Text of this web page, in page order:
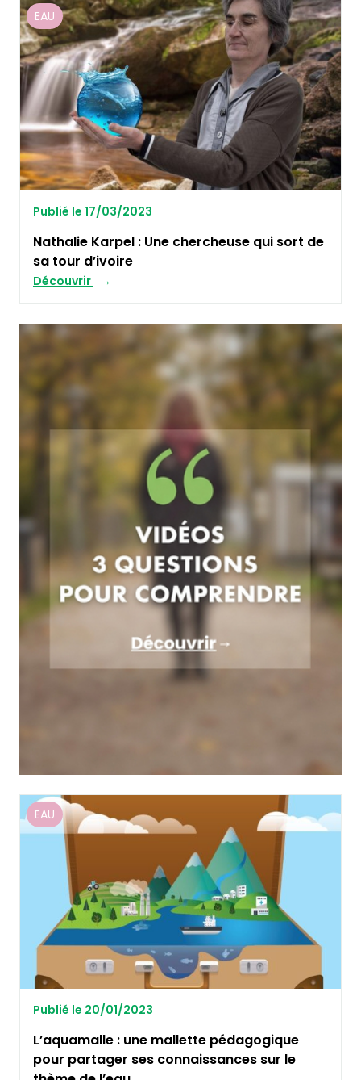
EAU
Publié le 17/03/2023
Nathalie Karpel : Une chercheuse qui sort de
sa tour d’ivoire
Découvrir
EAU
Publié le 20/01/2023
L’aquamalle : une mallette pédagogique
pour partager ses connaissances sur le